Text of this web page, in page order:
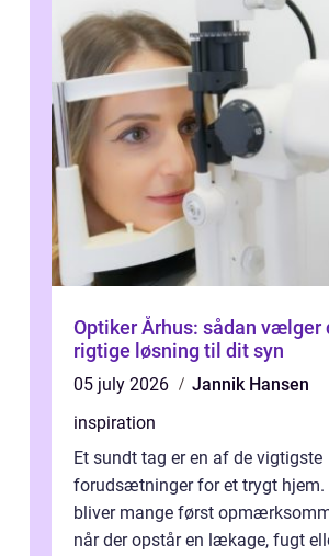
Optiker Århus: sådan vælger
rigtige løsning til dit syn
05 july 2026
Jannik Hansen
inspiration
Et sundt tag er en af de vigtigste
forudsætninger for et trygt hjem.
bliver mange først
når der opstår en lækage, fugt